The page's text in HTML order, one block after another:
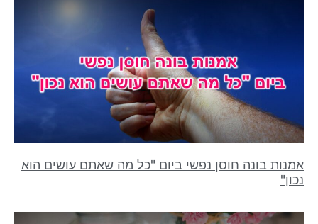
אמנות בונה חוסן נפשי ביום "כל מה שאתם עושים הוא
נכון"